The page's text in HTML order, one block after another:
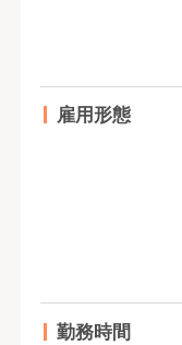
雇用形態
勤務時間